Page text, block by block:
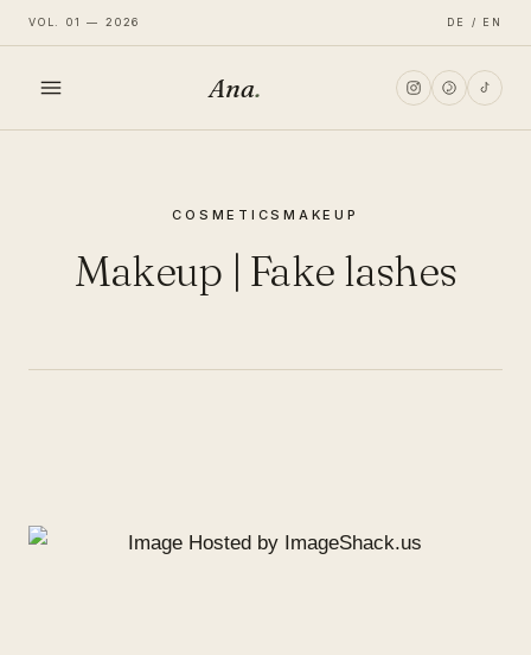
VOL. 01 — 2026 DE / EN
Ana.
COSMETICSMAKEUP
Makeup | Fake lashes